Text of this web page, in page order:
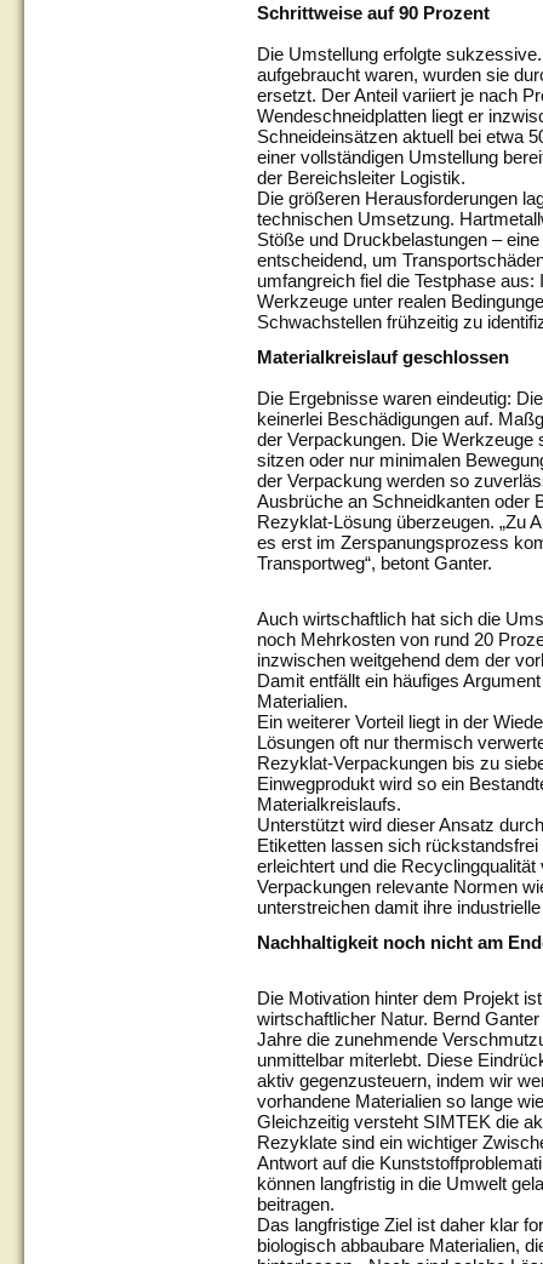
Schrittweise auf 90 Prozent
Die Umstellung erfolgte
aufgebraucht waren, wurden sie
ersetzt. Der Anteil variiert je nach
Wendeschneidplatten liegt er
Schneideinsätzen aktuell bei etwa
einer vollständigen Umstellung
der Bereichsleiter Logistik.
Die größeren Herausforderungen
technischen Umsetzung.
Stöße und Druckbelastungen –
entscheidend, um
umfangreich fiel die Testphase
Werkzeuge unter realen
Schwachstellen frühzeitig zu
Materialkreislauf geschlossen
Die Ergebnisse waren eindeutig:
keinerlei Beschädigungen auf.
der Verpackungen. Die
sitzen oder nur minimalen
der Verpackung werden so
Ausbrüche an Schneidkanten oder
Rezyklat-Lösung überzeugen. „Zu
es erst im Zerspanungsprozess
Transportweg“, betont Ganter.
Auch wirtschaftlich hat sich die
noch Mehrkosten von rund 20
inzwischen weitgehend dem der
Damit entfällt ein häufiges
Materialien.
Ein weiterer Vorteil liegt in der
Lösungen oft nur thermisch
Rezyklat-Verpackungen bis zu
Einwegprodukt wird so ein
Materialkreislaufs.
Unterstützt wird dieser Ansatz
Etiketten lassen sich
erleichtert und die
Verpackungen relevante Normen
unterstreichen damit ihre
Nachhaltigkeit noch nicht am
Die Motivation hinter dem Projekt
wirtschaftlicher Natur. Bernd
Jahre die zunehmende
unmittelbar miterlebt. Diese
aktiv gegenzusteuern, indem wir
vorhandene Materialien so lange
Gleichzeitig versteht SIMTEK die
Rezyklate sind ein wichtiger
Antwort auf die
können langfristig in die Umwelt
beitragen.
Das langfristige Ziel ist daher klar
biologisch abbaubare Materialien,